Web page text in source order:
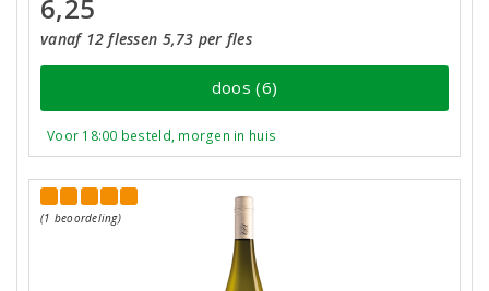
6,25
vanaf 12 flessen 5,73 per fles
doos (6)
Voor 18:00 besteld, morgen in huis
(1 beoordeling)